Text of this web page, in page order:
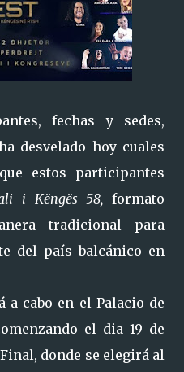
fechas y sedes,
desvelado hoy cuales
estos participantes
i Këngës 58,formato
tradicional para
del país balcánico en
a cabo en el Palacio de
el dia 19 de
donde se elegirá al